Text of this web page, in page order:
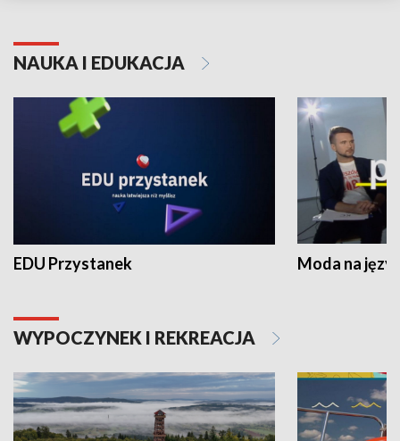
NAUKA I EDUKACJA
EDU Przystanek Moda na
WYPOCZYNEK I REKREACJA